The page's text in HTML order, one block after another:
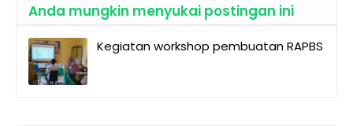
Anda mungkin menyukai postingan ini
Kegiatan workshop pembuatan RAPBS